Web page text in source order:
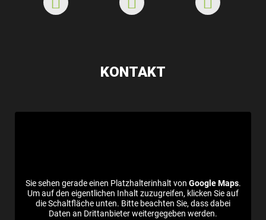
KONTAKT
Sie sehen gerade einen Platzhalterinhalt von Google Maps.
Um auf den eigentlichen Inhalt zuzugreifen, klicken Sie auf
die Schaltfläche unten. Bitte beachten Sie, dass dabei
Daten an Drittanbieter weitergegeben werden.